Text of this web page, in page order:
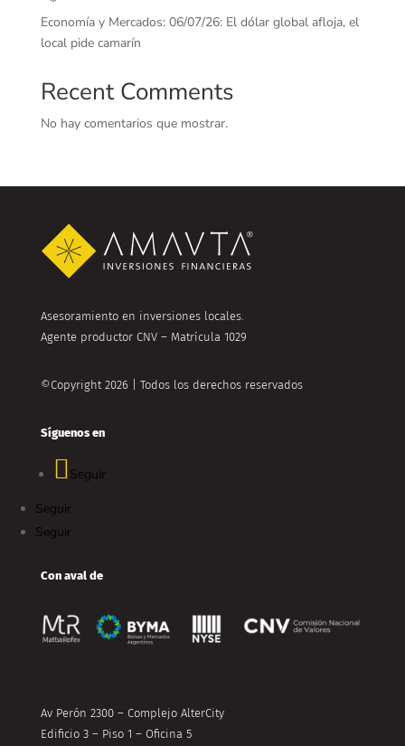
Economía y Mercados: 06/07/26: El dólar global afloja, el
local pide camarín
Recent Comments
No hay comentarios que mostrar.
Asesoramiento en inversiones locales.
Agente productor CNV – Matrícula 1029
©Copyright 2026 | Todos los derechos reservados
Síguenos en
Seguir
Seguir
Seguir
Con aval de
Av Perón 2300 – Complejo AlterCity
Edificio 3 – Piso 1 – Oficina 5